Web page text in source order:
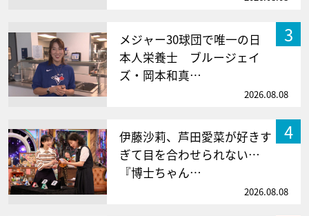
3
メジャー30球団で唯一の日
本人栄養士 ブルージェイ
ズ・岡本和真…
2026.08.08
4
伊藤沙莉、芦田愛菜が好きす
ぎて目を合わせられない…
『博士ちゃん…
2026.08.08